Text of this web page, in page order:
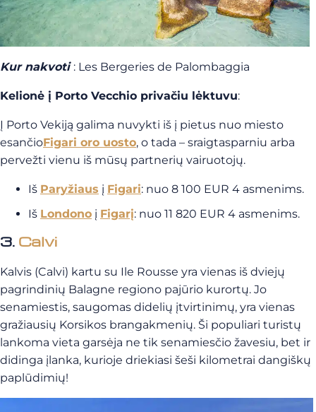
Kur nakvoti : Les Bergeries de Palombaggia
Kelionė į Porto Vecchio privačiu lėktuvu:
Į Porto Vekiją galima nuvykti iš į pietus nuo miesto
esančioFigari oro uosto, o tada – sraigtasparniu arba
pervežti vienu iš mūsų partnerių vairuotojų.
Iš Paryžiaus į Figari: nuo 8 100 EUR 4 asmenims.
Iš Londono į Figarį: nuo 11 820 EUR 4 asmenims.
3. Calvi
Kalvis (Calvi) kartu su Ile Rousse yra vienas iš dviejų
pagrindinių Balagne regiono pajūrio kurortų. Jo
senamiestis, saugomas didelių įtvirtinimų, yra vienas
gražiausių Korsikos brangakmenių. Ši populiari turistų
lankoma vieta garsėja ne tik senamiesčio žavesiu, bet ir
didinga įlanka, kurioje driekiasi šeši kilometrai dangiškų
paplūdimių!